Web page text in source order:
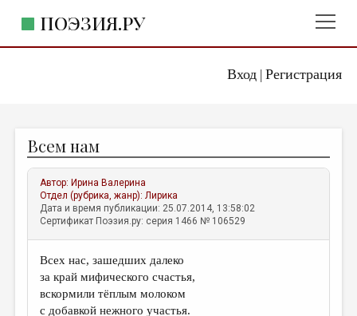
Вход| Регистрация
ПОЭЗИЯ.РУ
ЖАНРЫ
АВТОРЫ
КОММЕНТАРИИ
ЛИТСАЛОН
НОВОСТИ
ПРАВИЛА САЙТА
Всем нам
Автор: Ирина Валерина
Отдел (рубрика, жанр):Лирика
Дата и время публикации: 25.07.2014, 13:58:02
Сертификат Поэзия.ру: серия 1466 № 106529
Всех нас, зашедших далеко
за край мифического счастья,
вскормили тёплым молоком
с добавкой нежного участья.